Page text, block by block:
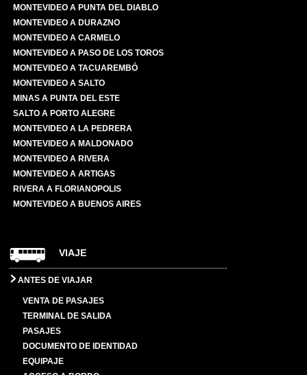
MONTEVIDEO A PUNTA DEL DIABLO
MONTEVIDEO A DURAZNO
MONTEVIDEO A CARMELO
MONTEVIDEO A PASO DE LOS TOROS
MONTEVIDEO A TACUAREMBÓ
MONTEVIDEO A SALTO
MINAS A PUNTA DEL ESTE
SALTO A PORTO ALEGRE
MONTEVIDEO A LA PEDRERA
MONTEVIDEO A MALDONADO
MONTEVIDEO A RIVERA
MONTEVIDEO A ARTIGAS
RIVERA A FLORIANOPOLIS
MONTEVIDEO A BUENOS AIRES
VIAJE
ANTES DE VIAJAR
VENTA DE PASAJES
TERMINAL DE SALIDA
PASAJES
DOCUMENTO DE IDENTIDAD
EQUIPAJE